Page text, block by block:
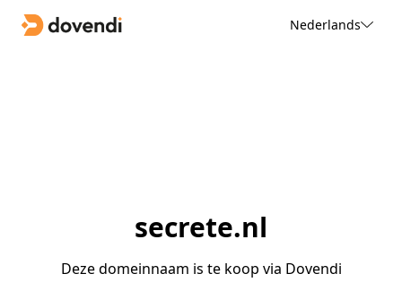
Nederlands
secrete.nl
Deze domeinnaam is te koop via Dovendi